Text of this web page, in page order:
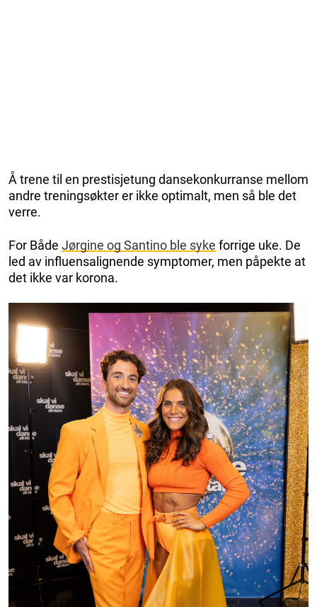
Å trene til en prestisjetung dansekonkurranse mellom
andre treningsøkter er ikke optimalt, men så ble det
verre.
For Både Jørgine og Santino ble syke forrige uke. De
led av influensalignende symptomer, men påpekte at
det ikke var korona.